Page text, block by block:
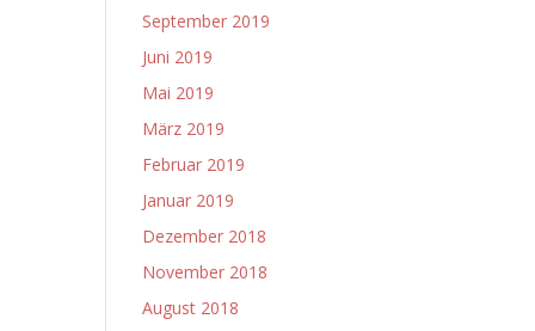
September 2019
Juni 2019
Mai 2019
März 2019
Februar 2019
Januar 2019
Dezember 2018
November 2018
August 2018